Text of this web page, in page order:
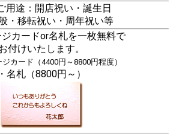
用途：開店祝い・誕生日
・移転祝い・周年祝い等
カードor名札を一枚無料で
付けいたします。
ジカード（4400円～8800円程度）
・名札（8800円～）